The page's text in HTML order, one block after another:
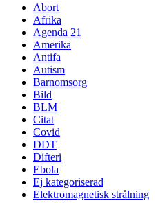
Abort
Afrika
Agenda 21
Amerika
Antifa
Autism
Barnomsorg
Bild
BLM
Citat
Covid
DDT
Difteri
Ebola
Ej kategoriserad
Elektromagnetisk strålning